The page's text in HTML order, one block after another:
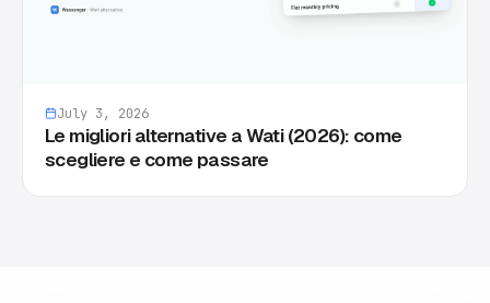
July 3, 2026
Le migliori alternative a Wati (2026): come
scegliere e come passare